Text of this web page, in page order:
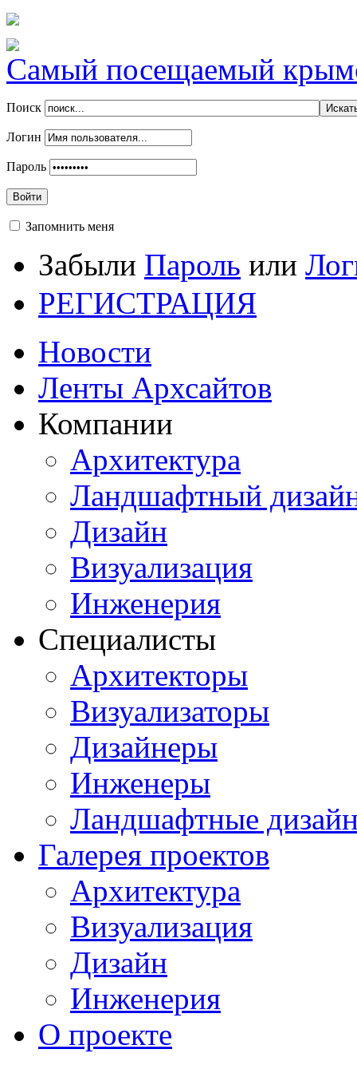
Самый посещаемый
Поиск
Логин
Пароль
Войти
Запомнить меня
Забыли Пароль или
РЕГИСТРАЦИЯ
Новости
Ленты Архсайтов
Компании
Архитектура
Ландшафтный
Дизайн
Визуализация
Инженерия
Специалисты
Архитекторы
Визуализаторы
Дизайнеры
Инженеры
Ландшафтные
Галерея проектов
Архитектура
Визуализация
Дизайн
Инженерия
О проекте